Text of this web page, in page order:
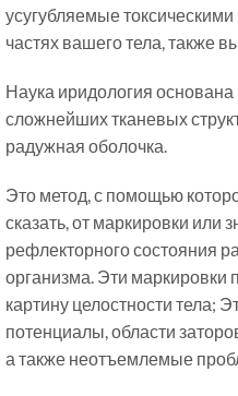
усугубляемые
частях вашего тела, также
Наука иридология
сложнейших тканевых
радужная оболочка.
Это метод, с помощью
сказать, от маркировки или
рефлекторного состояния
организма. Эти
картину целостности тела;
потенциалы, области
а также неотъемлемые